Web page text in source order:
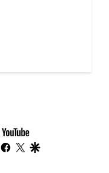
youtube-
footer
instagram
facebook
twitter